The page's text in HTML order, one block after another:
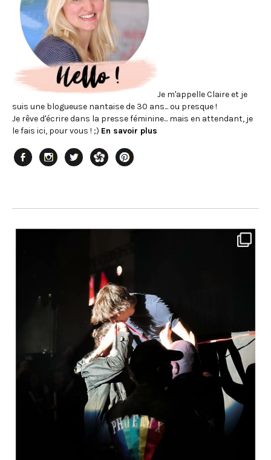
Je m'appelle Claire et je
suis une blogueuse nantaise de 30 ans... ou presque !
Je rêve d'écrire dans la presse féminine... mais en attendant, je
le fais ici, pour vous ! ;) En savoir plus